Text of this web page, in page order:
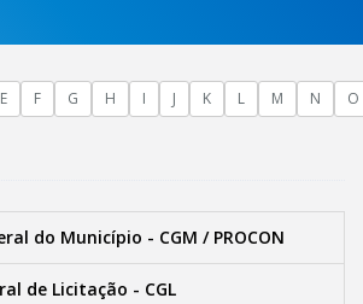
E F G H I J K L M N O
do Município - CGM / PROCON
de Licitação - CGL